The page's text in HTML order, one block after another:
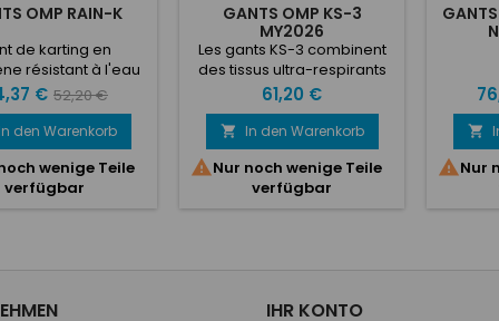
OMP RAIN-K
de karting en
résistant à l'eau
vent. Paume en
avec inserts en
antidérapant.
poignet élastique.
blanc au dos
€ Verkaufspreis
52,20 €
In den Warenkorb
wenige Teile
verfügbar
GANTS OMP KS-3
MY2026
Les gants KS-3 combinent
des tissus ultra-respirants
et des doigts préformés
pour une meilleure
adhérence et un confort
optimal. Ils réduisent la
fatigue et améliorent la
sensation sans
Paume légère et très
Preis
61,20 €
 In den Warenkorb
Nur noch wenige Teile
verfügbar

Nur
IHR KONTO